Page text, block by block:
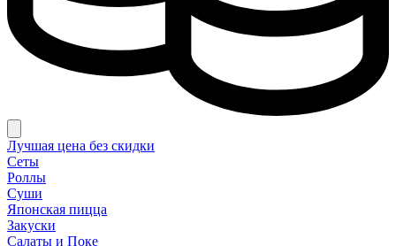
Лучшая цена без скидки
Сеты
Роллы
Суши
Японская пицца
Закуски
Салаты и Поке